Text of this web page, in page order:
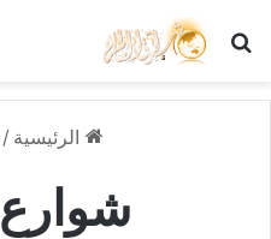
بحث عن
الرئيسية /
شوارعquot.